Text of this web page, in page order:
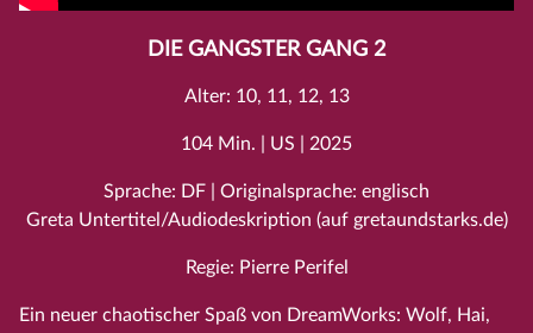
DIE GANGSTER GANG 2
Alter: 10, 11, 12, 13
104 Min. | US | 2025
Sprache: DF | Originalsprache: englisch
Greta Untertitel/Audiodeskription (auf gretaundstarks.de)
Regie: Pierre Perifel
Ein neuer chaotischer Spaß von DreamWorks: Wolf, Hai,